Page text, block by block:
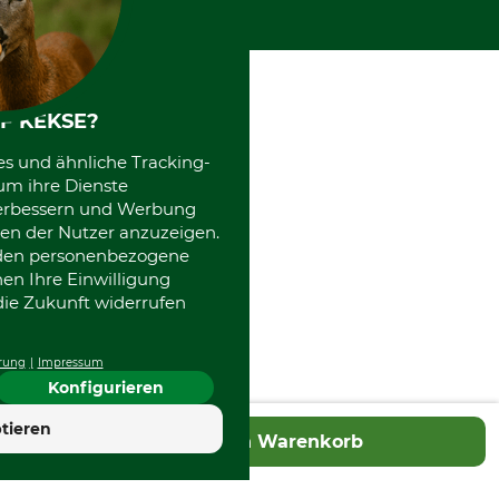
In den Warenkorb
Kooperationen
KEKSE?
und ähnliche Tracking-
ihre Dienste
und Werbung
der Nutzer anzuzeigen.
personenbezogene
Ihre Einwilligung
Zukunft widerrufen
Impressum
Konfigurieren